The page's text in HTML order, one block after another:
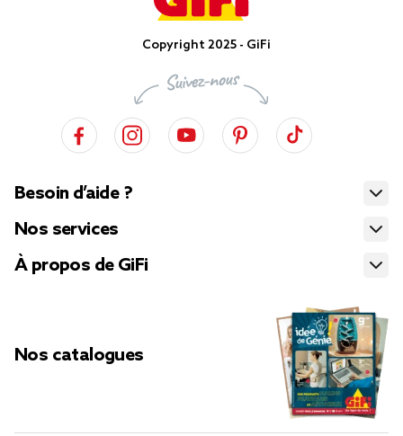
Copyright 2025 - GiFi
Besoin d’aide ?
Nos services
À propos de GiFi
Nos catalogues